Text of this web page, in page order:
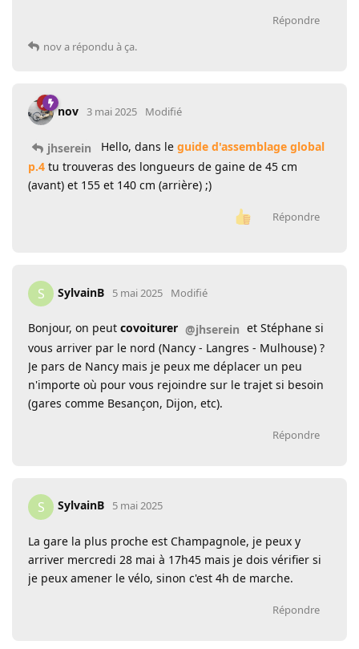
Répondre
nova répondu à ça.
nov 3 mai 2025 Modifié
jhserein Hello, dans le guide d'assemblage global
p.4 tu trouveras des longueurs de gaine de 45 cm
(avant) et 155 et 140 cm (arrière) ;)
Répondre
S SylvainB 5 mai 2025 Modifié
Bonjour, on peut covoiturer @jhserein et Stéphane si
vous arriver par le nord (Nancy - Langres - Mulhouse) ?
Je pars de Nancy mais je peux me déplacer un peu
n'importe où pour vous rejoindre sur le trajet si besoin
(gares comme Besançon, Dijon, etc).
Répondre
S SylvainB 5 mai 2025
La gare la plus proche est Champagnole, je peux y
arriver mercredi 28 mai à 17h45 mais je dois vérifier si
je peux amener le vélo, sinon c'est 4h de marche.
Répondre